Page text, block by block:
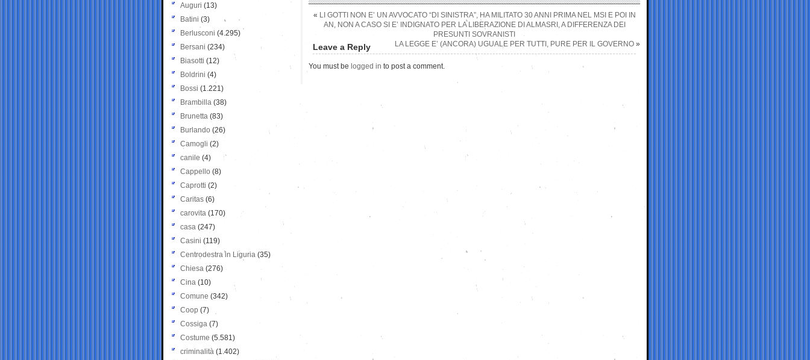
« LI GOTTI NON E’ UN AVVOCATO “DI SINISTRA”, HA MILITATO 30 ANNI PRIMA NEL MSI E POI IN
AN, NON A CASO SI E’ INDIGNATO PER LA LIBERAZIONE DI ALMASRI, A DIFFERENZA DEI
PRESUNTI SOVRANISTI
LA LEGGE E’ (ANCORA) UGUALE PER TUTTI, PURE PER IL GOVERNO »
Leave a Reply
You must be logged in to post a comment.
Auguri (13)
Batini (3)
Berlusconi (4.295)
Bersani (234)
Biasotti (12)
Boldrini (4)
Bossi (1.221)
Brambilla (38)
Brunetta (83)
Burlando (26)
Camogli (2)
canile (4)
Cappello (8)
Caprotti (2)
Caritas (6)
carovita (170)
casa (247)
Casini (119)
Centrodestra in Liguria (35)
Chiesa (276)
Cina (10)
Comune (342)
Coop (7)
Cossiga (7)
Costume (5.581)
criminalità (1.402)